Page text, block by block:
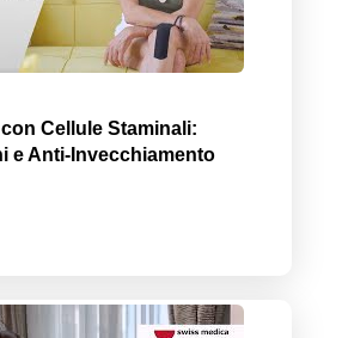
Cellule Staminali:
e Anti-Invecchiamento